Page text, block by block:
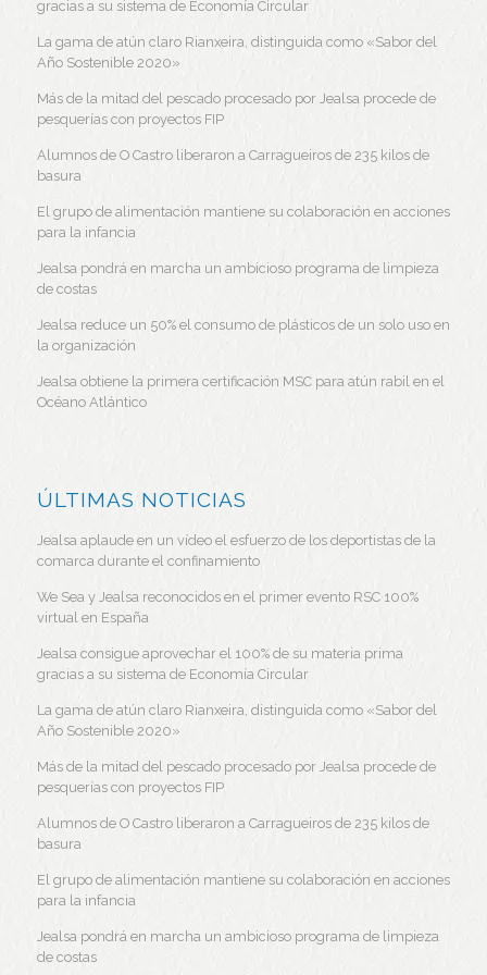
gracias a su sistema de Economía Circular
La gama de atún claro Rianxeira, distinguida como «Sabor del
Año Sostenible 2020»
Más de la mitad del pescado procesado por Jealsa procede de
pesquerías con proyectos FIP
Alumnos de O Castro liberaron a Carragueiros de 235 kilos de
basura
El grupo de alimentación mantiene su colaboración en acciones
para la infancia
Jealsa pondrá en marcha un ambicioso programa de limpieza
de costas
Jealsa reduce un 50% el consumo de plásticos de un solo uso en
la organización
Jealsa obtiene la primera certificación MSC para atún rabil en el
Océano Atlántico
ÚLTIMAS NOTICIAS
Jealsa aplaude en un vídeo el esfuerzo de los deportistas de la
comarca durante el confinamiento
We Sea y Jealsa reconocidos en el primer evento RSC 100%
virtual en España
Jealsa consigue aprovechar el 100% de su materia prima
gracias a su sistema de Economía Circular
La gama de atún claro Rianxeira, distinguida como «Sabor del
Año Sostenible 2020»
Más de la mitad del pescado procesado por Jealsa procede de
pesquerías con proyectos FIP
Alumnos de O Castro liberaron a Carragueiros de 235 kilos de
basura
El grupo de alimentación mantiene su colaboración en acciones
para la infancia
Jealsa pondrá en marcha un ambicioso programa de limpieza
de costas